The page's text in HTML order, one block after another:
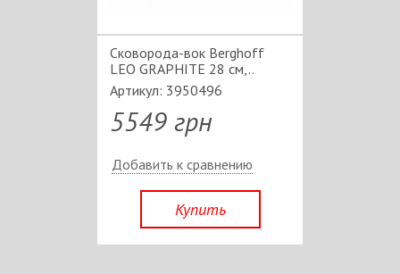
Сковорода-вок Berghoff
LEO GRAPHITE 28 см,..
Артикул: 3950496
5549 грн
Добавить к сравнению
Купить